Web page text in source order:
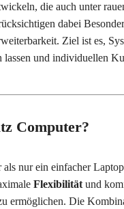
die auch unter
dabei
Ziel ist es,
und individuellen
Computer?
als nur ein einfacher
Flexibilität und
ermöglichen. Die